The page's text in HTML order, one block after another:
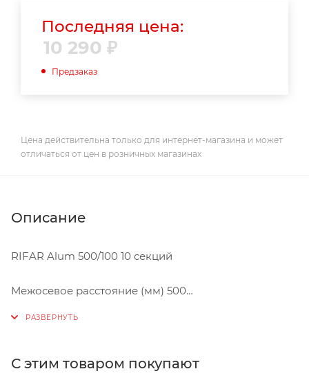
Последняя цена:
10 290 ₽
Предзаказ
Цена действительна только для интернет-магазина и может
отличаться от цен в розничных магазинах
Описание
RIFAR Alum 500/100 10 секций
Межосевое расстояние (мм) 500
ширина 810
С этим товаром покупают